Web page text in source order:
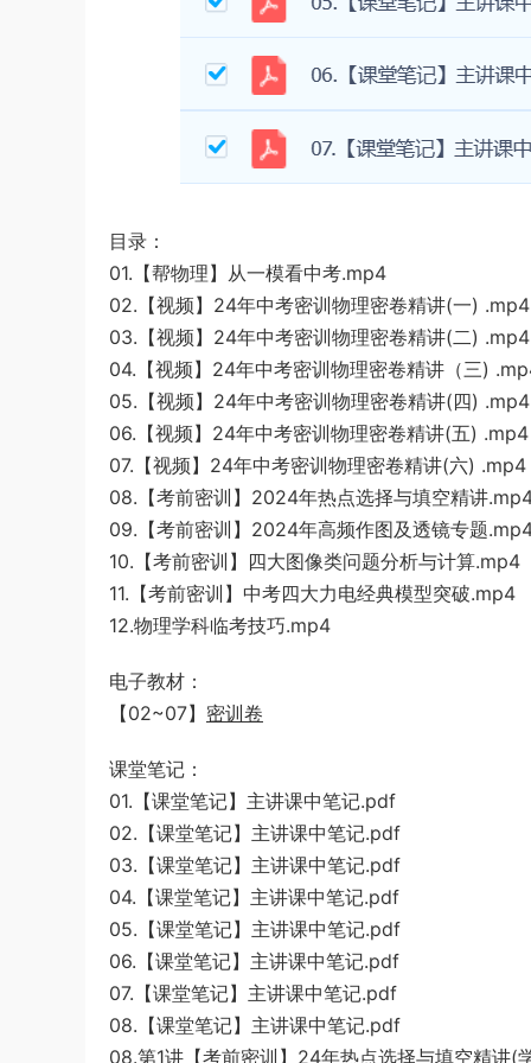
目录：
01.【帮物理】从一模看中考.mp4
02.【视频】24年中考密训物理密卷精讲(一) .mp4
03.【视频】24年中考密训物理密卷精讲(二) .mp4
04.【视频】24年中考密训物理密卷精讲（三)
05.【视频】24年中考密训物理密卷精讲(四) .mp4
06.【视频】24年中考密训物理密卷精讲(五) .mp4
07.【视频】24年中考密训物理密卷精讲(六) .mp4
08.【考前密训】2024年热点选择与填空精讲
09.【考前密训】2024年高频作图及透镜专题
10.【考前密训】四大图像类问题分析与计算.mp4
11.【考前密训】中考四大力电经典模型突破.mp4
12.物理学科临考技巧.mp4
电子教材：
【02~07】 密训卷
课堂笔记：
01.【课堂笔记】主讲课中笔记.pdf
02.【课堂笔记】主讲课中笔记.pdf
03.【课堂笔记】主讲课中笔记.pdf
04.【课堂笔记】主讲课中笔记.pdf
05.【课堂笔记】主讲课中笔记.pdf
06.【课堂笔记】主讲课中笔记.pdf
07.【课堂笔记】主讲课中笔记.pdf
08.【课堂笔记】主讲课中笔记.pdf
08.第1讲【考前密训】24年热点选择与填空精讲(